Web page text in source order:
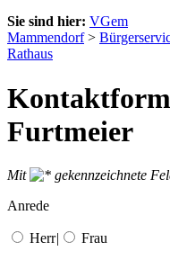
Sie sind hier: VGem
Mammendorf>
Rathaus
Furtmeier
Mit
gekennzeichnete
Anrede
Herr| Frau